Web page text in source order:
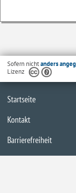
Sofern nichtanders
Lizenz
Startseite
Kontakt
Barrierefreiheit